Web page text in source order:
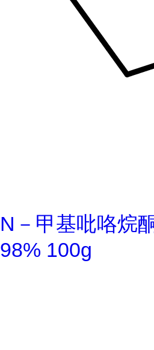
N－甲基吡咯烷
98% 100g